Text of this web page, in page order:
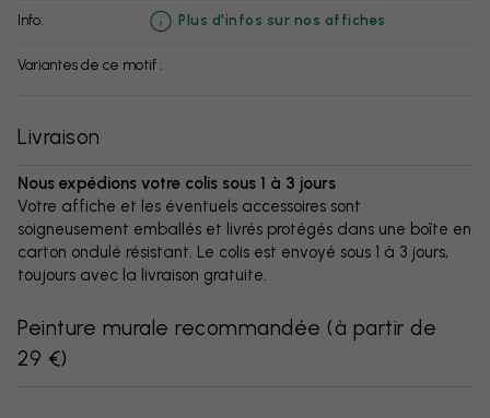
info: Plus d'infos sur nos affiches
Variantes de ce motif :
Livraison
Nous expédions votre colis sous 1 à 3 jours
Votre affiche et les éventuels accessoires sont
soigneusement emballés et livrés protégés dans une boîte en
carton ondulé résistant. Le colis est envoyé sous 1 à 3 jours,
toujours avec la livraison gratuite.
Peinture murale recommandée (à partir de
29 €)